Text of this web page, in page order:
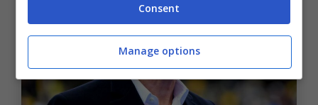
Consent
Manage options